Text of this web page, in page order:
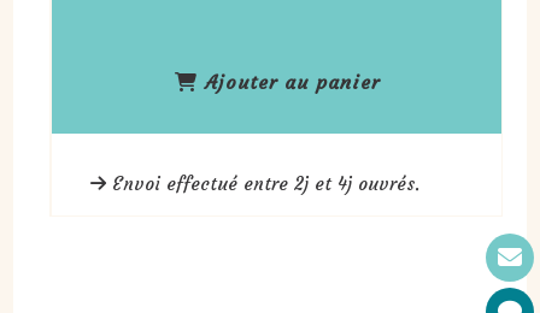
Ajouter au panier
Envoi effectué entre 2j et 4j ouvrés.